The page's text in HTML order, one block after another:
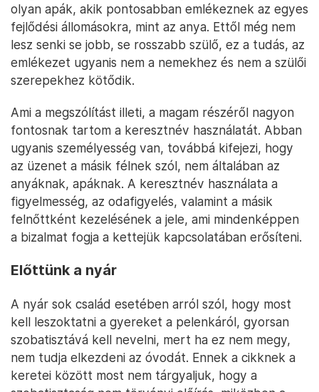
olyan apák, akik pontosabban emlékeznek az egyes
fejlődési állomásokra, mint az anya. Ettől még nem
lesz senki se jobb, se rosszabb szülő, ez a tudás, az
emlékezet ugyanis nem a nemekhez és nem a szülői
szerepekhez kötődik.
Ami a megszólítást illeti, a magam részéről nagyon
fontosnak tartom a keresztnév használatát. Abban
ugyanis személyesség van, továbbá kifejezi, hogy
az üzenet a másik félnek szól, nem általában az
anyáknak, apáknak. A keresztnév használata a
figyelmesség, az odafigyelés, valamint a másik
felnőttként kezelésének a jele, ami mindenképpen
a bizalmat fogja a kettejük kapcsolatában erősíteni.
Előttünk a nyár
A nyár sok család esetében arról szól, hogy most
kell leszoktatni a gyereket a pelenkáról, gyorsan
szobatisztává kell nevelni, mert ha ez nem megy,
nem tudja elkezdeni az óvodát. Ennek a cikknek a
keretei között most nem tárgyaljuk, hogy a